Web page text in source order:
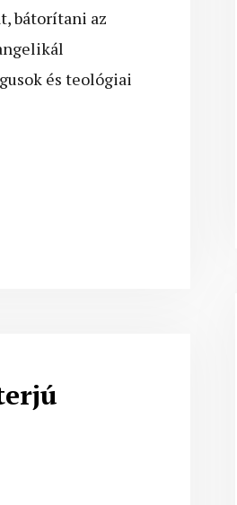
bátorítani az
és teológiai